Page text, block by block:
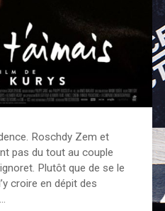
Roschdy Zem et
pas du tout au couple
Plutôt que de se le
croire en dépit des